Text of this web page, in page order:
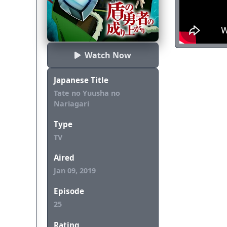
Watch Now
Japanese Title
Tate no Yuusha no
Nariagari
Type
TV
Aired
Jan 09, 2019
Episode
25
Rating
kematian
berjuang
REWRITE]